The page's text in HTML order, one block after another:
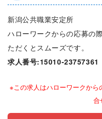
新潟公共職業安定所
ハローワークからの応募の
ただくとスムーズです。
求人番号:15010-23757361
※この求人はハローワークか
合